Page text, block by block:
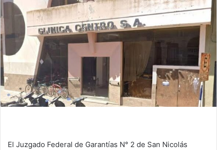
El Juzgado Federal de Garantías N° 2 de San Nicolás